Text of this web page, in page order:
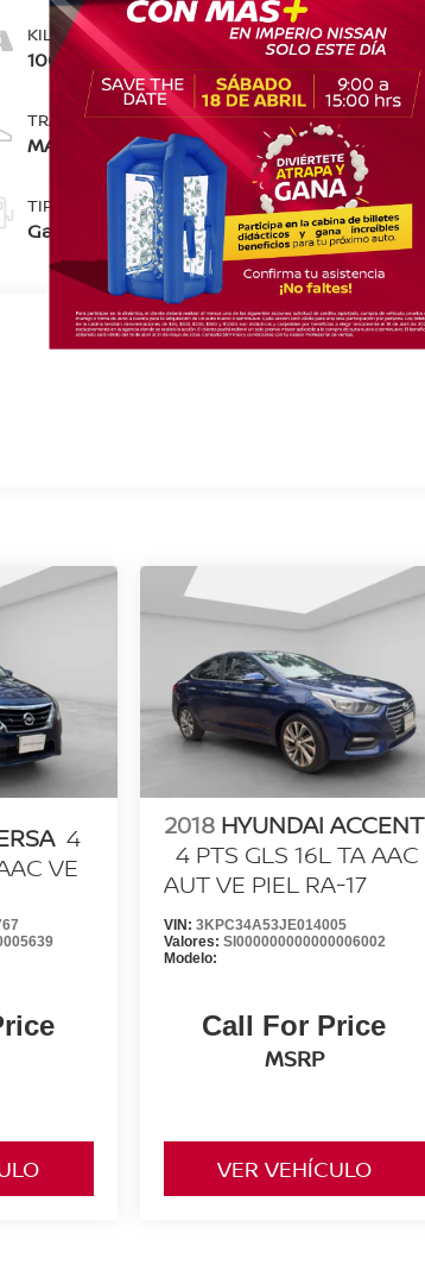
KILOMETRAJE
100
TRANSMISIÓN
MANUAL
TIPO DE COMBUSTIBLE
Gasolina
4
VE
2018 HYUNDAI ACCENT
4 PTS GLS 16L TA AAC
AUT VE PIEL RA-17
VIN: 3KPC34A53JE014005
Valores: SI000000000000006002
Modelo:
Call For Price
MSRP
VER VEHÍCULO